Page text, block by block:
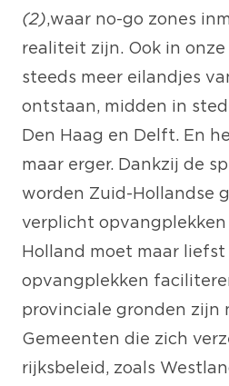
(2), waar no-go zones
realiteit zijn. Ook in
steeds meer eilandjes
ontstaan, midden in
Den Haag en Delft. En
maar erger. Dankzij de
worden Zuid-Hollandse
verplicht
Holland moet maar liefst
opvangplekken
provinciale gronden zijn
Gemeenten die zich
rijksbeleid, zoals